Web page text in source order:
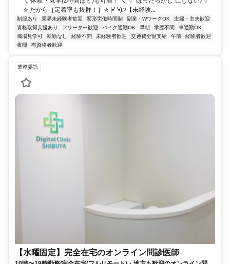
✮ だから［定着率も抜群！］✮ |•'-'•)੭【未経験...
制服あり 業界未経験者歓迎 変形労働時間制 副業・WワークOK
主婦・主夫歓迎
資格取得支援あり
フリーター歓迎 バイク通勤OK 早朝 学歴不問
車通勤OK
職場見学可
転勤なし 経験不問 未経験者歓迎 交通費全額支給 午前
経験者歓迎
夜間
有資格者歓迎
業務委託
【水曜固定】完全在宅のオンライン問診医師